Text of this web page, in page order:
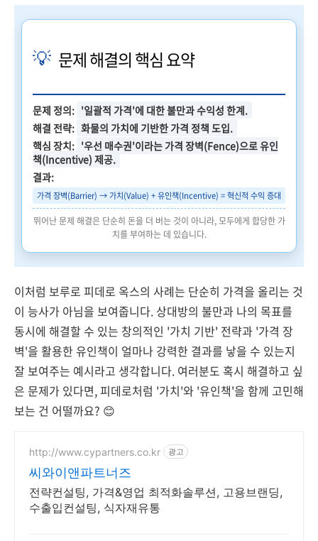
💡 문제 해결의 핵심 요약
문제 정의: '일괄적 가격'에 대한 불만과 수익성 한계.
해결 전략: 화물의 가치에 기반한 가격 정책 도입.
핵심 장치: '우선 매수권'이라는 가격 장벽(Fence)으로 유인
책(Incentive) 제공.
결과:
가격 장벽(Barrier) → 가치(Value) + 유인책(Incentive) = 혁신적 수익 증대
뛰어난 문제 해결은 단순히 돈을 더 버는 것이 아니라, 모두에게 합당한 가
치를 부여하는 데 있습니다.
이처럼 보루로 피데로 옥스의 사례는 단순히 가격을 올리는 것
이 능사가 아님을 보여줍니다. 상대방의 불만과 나의 목표를
동시에 해결할 수 있는 창의적인 '가치 기반' 전략과 '가격 장
벽'을 활용한 유인책이 얼마나 강력한 결과를 낳을 수 있는지
잘 보여주는 예시라고 생각합니다. 여러분도 혹시 해결하고 싶
은 문제가 있다면, 피데로처럼 '가치'와 '유인책'을 함께 고민해
보는 건 어떨까요? 😊
http://www.cypartners.co.kr 광고
씨와이앤파트너즈
전략컨설팅, 가격&영업 최적화솔루션, 고용브랜딩,
수출입컨설팅, 식자재유통